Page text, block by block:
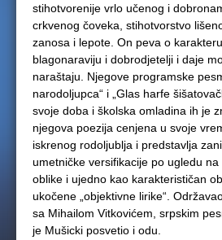
stihotvorenije vrlo učenog i
crkvenog čoveka, stihotvorstvo
zanosa i lepote. On peva o
blagonaraviju i dobrodjetelji i daje
naraštaju. Njegove programske
narodoljupca“ i „Glas harfe
svoje doba i školska omladina ih je
njegova poezija cenjena u svoje
iskrenog rodoljublja i predstavlja
umetničke versifikacije po ugledu
oblike i ujedno kao karakterističan
ukočene „objektivne lirike“.
sa Mihailom Vitkovićem, srpskim
je Mušicki posvetio i odu.